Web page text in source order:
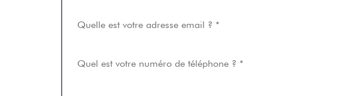
Quelle est votre adresse email ? *
Quel est votre numéro de téléphone ? *